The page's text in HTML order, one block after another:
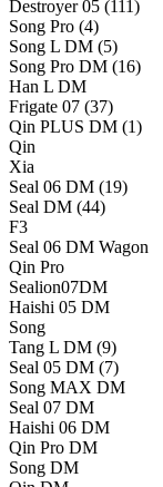
Destroyer 05 (111)
Song Pro (4)
Song L DM (5)
Song Pro DM (16)
Han L DM
Frigate 07 (37)
Qin PLUS DM (1)
Qin
Xia
Seal 06 DM (19)
Seal DM (44)
F3
Seal 06 DM Wagon
Qin Pro
Sealion07DM
Haishi 05 DM
Song
Tang L DM (9)
Seal 05 DM (7)
Song MAX DM
Seal 07 DM
Haishi 06 DM
Qin Pro DM
Song DM